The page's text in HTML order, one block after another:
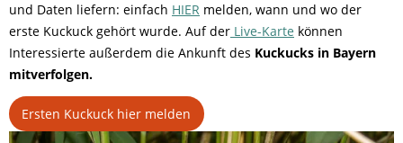
und Daten liefern: einfach HIER melden, wann und wo der
erste Kuckuck gehört wurde. Auf der Live-Karte können
Interessierte außerdem die Ankunft des Kuckucks in Bayern
mitverfolgen.
Ersten Kuckuck hier melden